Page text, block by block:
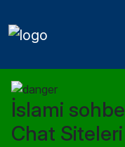
İslami
Chat Siteleri